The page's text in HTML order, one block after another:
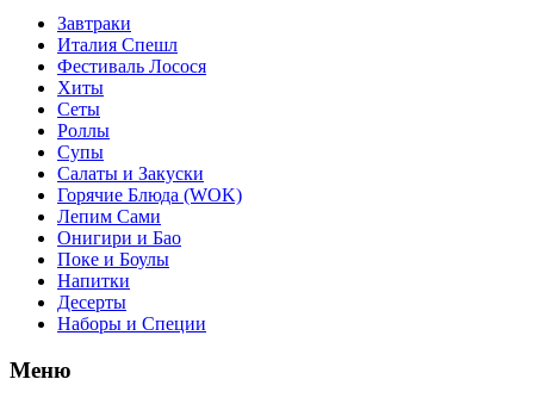
Завтраки
Италия Спешл
Фестиваль Лосося
Хиты
Сеты
Роллы
Супы
Салаты и Закуски
Горячие Блюда (WOK)
Лепим Сами
Онигири и Бао
Поке и Боулы
Напитки
Десерты
Наборы и Специи
Меню